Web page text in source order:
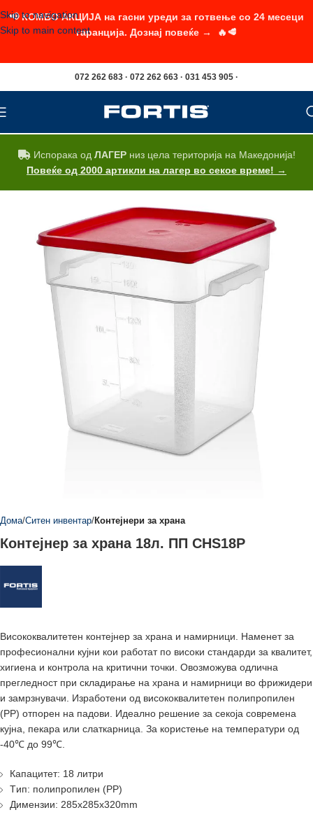
Skip to navigation
Skip to main content
072 262 683 · 072 262 663 · 031 453 905 ·
Испорака од ЛАГЕРниз цела територија на Македонија!
Повеќе од 2000 артикли на лагер во секое време! →
Дома Ситен инвентар Контејнери за храна
Контејнер за храна 18л. ПП CHS18P
Висококвалитетен контејнер за храна и намирници. Наменет за
професионални кујни кои работат по високи стандарди за квалитет,
хигиена и контрола на критични точки. Овозможува одлична
прегледност при складирање на храна и намирници во фрижидери
и замрзнувачи. Изработени од висококвалитетен полипропилен
(PP) отпорен на падови. Идеално решение за секоја современа
кујна, пекара или слаткарница. За користење на температури од
-40℃ до 99℃.
Капацитет: 18 литри
Tип: полипропилен (PP)
Димензии: 285x285x320mm
📢 КОМБО АКЦИЈА на гасни уреди за готвење со 24 месеци
гаранција. Дознај повеќе → 🔥🥩